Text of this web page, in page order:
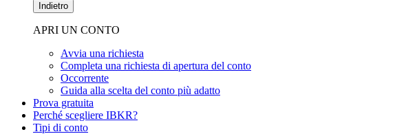
Indietro
APRI UN CONTO
Avvia una richiesta
Completa una richiesta di apertura del conto
Occorrente
Guida alla scelta del conto più adatto
Prova gratuita
Perché scegliere IBKR?
Tipi di conto